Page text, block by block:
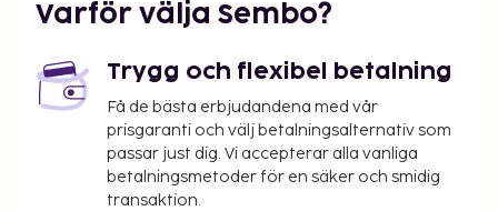
Varför välja Sembo?
Trygg och flexibel betalning
Få de bästa erbjudandena med vår
prisgaranti och välj betalningsalternativ som
passar just dig. Vi accepterar alla vanliga
betalningsmetoder för en säker och smidig
transaktion.